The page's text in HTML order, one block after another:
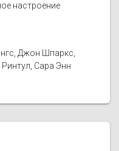
настроение
Джон Шпаркс,
Сара Энн